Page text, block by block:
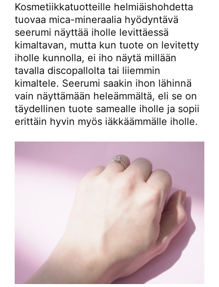
Kosmetiikkatuotteille helmiäishohdetta
tuovaa mica-mineraalia hyödyntävä
seerumi näyttää iholle levittäessä
kimaltavan, mutta kun tuote on levitetty
iholle kunnolla, ei iho näytä millään
tavalla discopallolta tai liiemmin
kimaltele. Seerumi saakin ihon lähinnä
vain näyttämään heleämmältä, eli se on
täydellinen tuote samealle iholle ja sopii
erittäin hyvin myös iäkkäämmälle iholle.